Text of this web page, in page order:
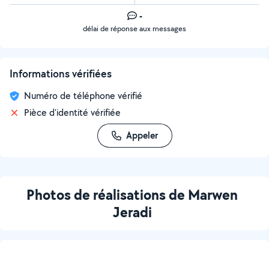
-
délai de réponse aux messages
Informations vérifiées
Numéro de téléphone vérifié
Pièce d'identité vérifiée
Appeler
Photos de réalisations de Marwen
Jeradi